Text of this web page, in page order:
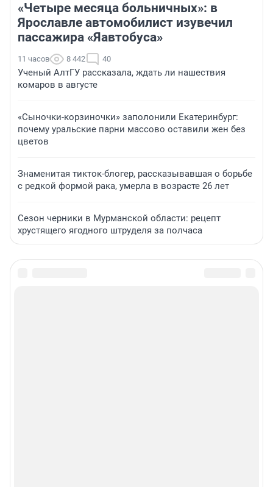
«Четыре месяца больничных»: в
Ярославле автомобилист изувечил
пассажира «Яавтобуса»
11 часов 8 442 40
Ученый АлтГУ рассказала, ждать ли нашествия
комаров в августе
«Сыночки-корзиночки» заполонили Екатеринбург:
почему уральские парни массово оставили жен без
цветов
Знаменитая тикток-блогер, рассказывавшая о борьбе
с редкой формой рака, умерла в возрасте 26 лет
Сезон черники в Мурманской области: рецепт
хрустящего ягодного штруделя за полчаса